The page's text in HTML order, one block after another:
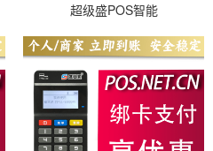
超级盛POS智能